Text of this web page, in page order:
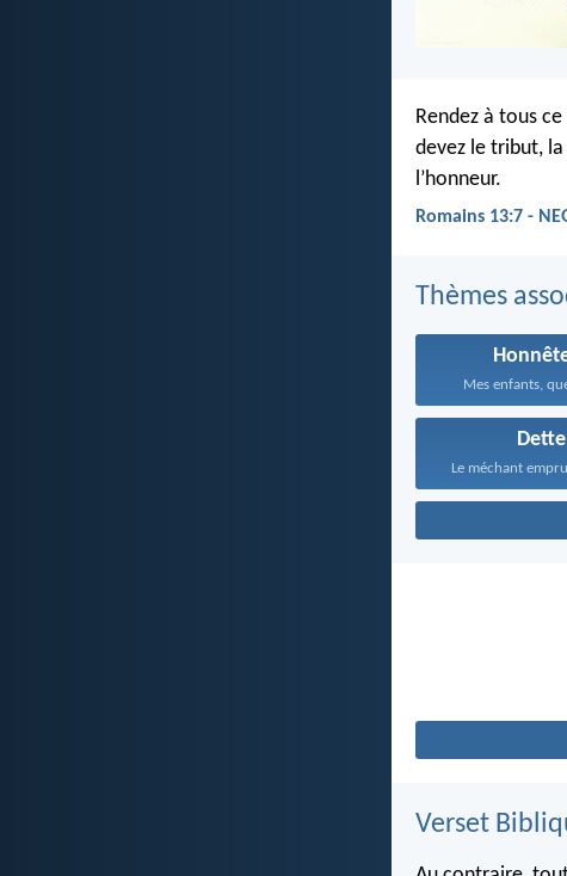
Rendez à tous
devez le tribut,
l’honneur.
Romains 13:7 -
Thèmes
Mes enfants,
Dette
Le méchant
Verset